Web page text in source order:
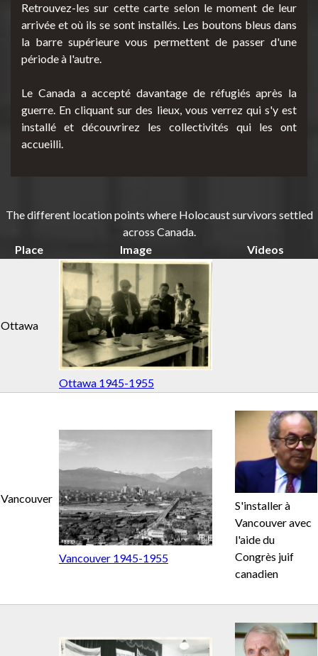
Retrouvez-les sur cette carte selon le moment de leur
arrivée et où ils se sont installés. Les boutons bleus dans
la barre supérieure vous permettent de passer d'une
période à l'autre.
Le Canada a accepté davantage de réfugiés après la
guerre. En cliquant sur des lieux, vous verrez qui s'y est
installé et découvrirez les collectivités qui les ont
accueilli.
The different location points where Holocaust survivors settled
across Canada.
Place
Image Videos
Ottawa
Ottawa 1945-1955
Vancouver
Vancouver 1945-1955
S'installer à
Vancouver avec
l'aide du
Congrès juif
canadien